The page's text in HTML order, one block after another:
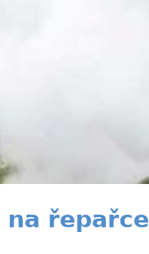
řepařce